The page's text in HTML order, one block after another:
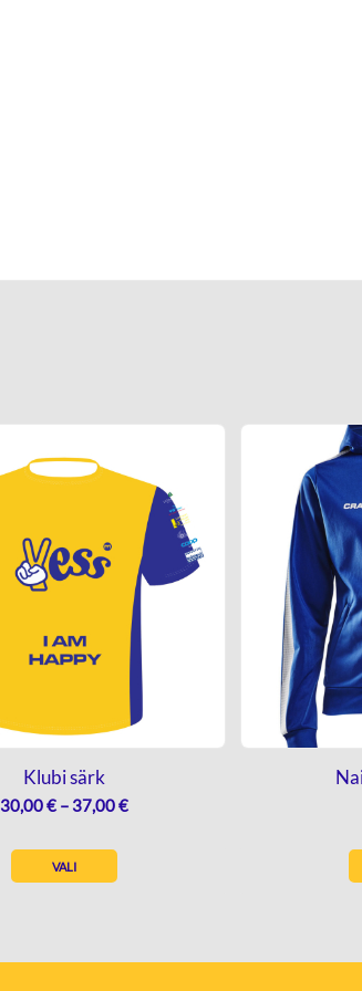
Klubi särk
30,00€ – 37,00€HINNAVAHEMIK:
VALI